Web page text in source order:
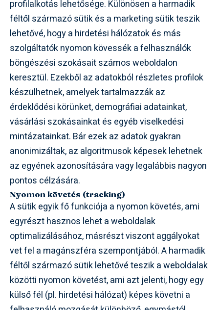
profilalkotás lehetősége. Különösen a harmadik
féltől származó sütik és a marketing sütik teszik
lehetővé, hogy a hirdetési hálózatok és más
szolgáltatók nyomon kövessék a felhasználók
böngészési szokásait számos weboldalon
keresztül. Ezekből az adatokból részletes profilok
készülhetnek, amelyek tartalmazzák az
érdeklődési körünket, demográfiai adatainkat,
vásárlási szokásainkat és egyéb viselkedési
mintázatainkat. Bár ezek az adatok gyakran
anonimizáltak, az algoritmusok képesek lehetnek
az egyének azonosítására vagy legalábbis nagyon
pontos célzására.
Nyomon követés (tracking)
A sütik egyik fő funkciója a nyomon követés, ami
egyrészt hasznos lehet a weboldalak
optimalizálásához, másrészt viszont aggályokat
vet fel a magánszféra szempontjából. A harmadik
féltől származó sütik lehetővé teszik a weboldalak
közötti nyomon követést, ami azt jelenti, hogy egy
külső fél (pl. hirdetési hálózat) képes követni a